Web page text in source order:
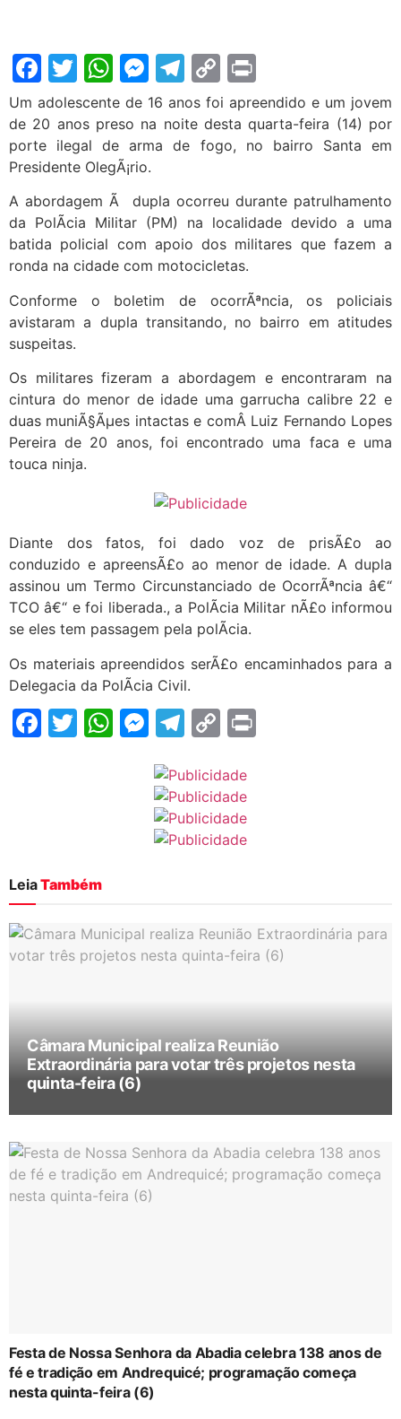
Facebook
Twitter
WhatsApp
Messenger
Telegram
Copy
Link
Um adolescente de 16 anos foi apreendido e um jovem
de 20 anos preso na noite desta quarta-feira (14) por
porte ilegal de arma de fogo, no bairro Santa em
Presidente OlegÃ¡rio.
A abordagem Ã dupla ocorreu durante patrulhamento
da PolÃ­cia Militar (PM) na localidade devido a uma
batida policial com apoio dos militares que fazem a
ronda na cidade com motocicletas.
Conforme o boletim de ocorrÃªncia, os policiais
avistaram a dupla transitando, no bairro em atitudes
suspeitas.
Os militares fizeram a abordagem e encontraram na
cintura do menor de idade uma garrucha calibre 22 e
duas muniÃ§Ãµes intactas e comÂ Luiz Fernando Lopes
Pereira de 20 anos, foi encontrado uma faca e uma
touca ninja.
Diante dos fatos, foi dado voz de prisÃ£o ao
conduzido e apreensÃ£o ao menor de idade. A dupla
assinou um Termo Circunstanciado de OcorrÃªncia â€“
TCO â€“ e foi liberada., a PolÃ­cia Militar nÃ£o informou
se eles tem passagem pela polÃ­cia.
Os materiais apreendidos serÃ£o encaminhados para a
Delegacia da PolÃ­cia Civil.
Facebook
Twitter
WhatsApp
Messenger
Telegram
Copy
LeiaTambém
Câmara Municipal realiza Reunião
Extraordinária para votar três projetos nesta
quinta-feira (6)
Festa de Nossa Senhora da Abadia celebra 138 anos de
fé e tradição em Andrequicé; programação começa
nesta quinta-feira (6)